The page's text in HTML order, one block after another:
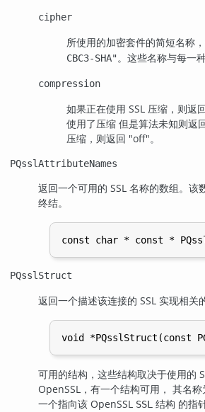
cipher
所使用的加密套件的简短名称
CBC3-SHA"。这些名称与每一
compression
如果正在使用 SSL 压缩，则返
使用了压缩 但是算法未知则返
压缩，则返回 "off"。
PQsslAttributeNames
返回一个可用的 SSL 名称的数组。该
终结。
PQsslStruct
返回一个描述该连接的 SSL 实现相关
可用的结构，这些结构取决于使用的
OpenSSL，有一个结构可用， 其名
一个指向该 OpenSSL SSL 结构 的指